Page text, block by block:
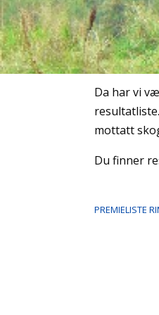
Da har vi
mottatt
Du finner
PREMIELISTE